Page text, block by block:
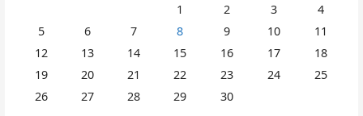
1
2 3
4
5
6 7 8 9 10
11
12
13 14 15 16 17
18
19
20 21 22 23 24
25
26
27 28 29 30